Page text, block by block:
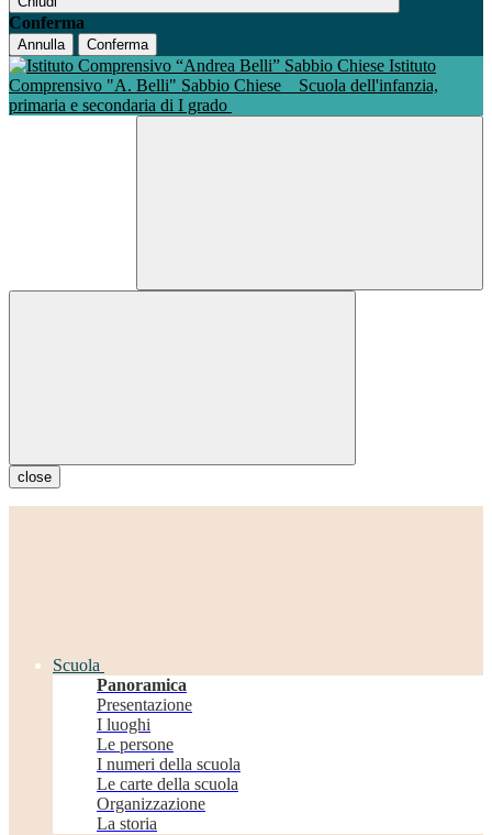
Conferma
Annulla Conferma
Istituto
Comprensivo "A. Belli" Sabbio Chiese
Scuola dell'infanzia,
primaria e secondaria di I grado
close
Scuola
Panoramica
Presentazione
I luoghi
Le persone
I numeri della scuola
Le carte della scuola
Organizzazione
La storia